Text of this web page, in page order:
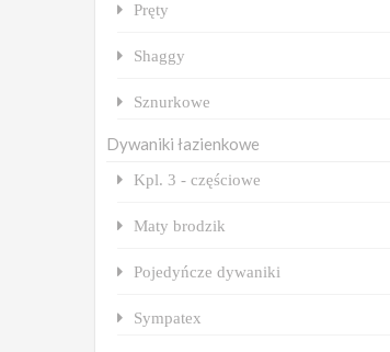
Pręty
Shaggy
Sznurkowe
Dywaniki łazienkowe
Kpl. 3 - częściowe
Maty brodzik
Pojedyńcze dywaniki
Sympatex